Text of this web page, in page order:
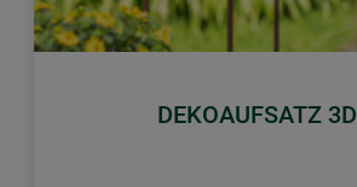
DEKOAUFSATZ 3D